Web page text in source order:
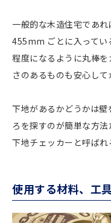
一般的な木造住宅であ
455mm ごとに入ってい
程度になるように丸棒
さのあるものも安心して
下地があるかどうかは
ろを探すのが簡単な方
下地チェッカーと呼ばれ
使用する材料、工